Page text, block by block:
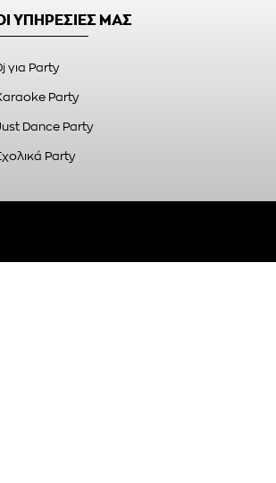
ΥΠΗΡΕΣΙΕΣ ΜΑΣ
για Party
Party
Dance Party
Party